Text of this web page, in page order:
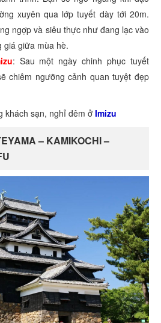
xuyên qua lớp tuyết dày tới 20m.
ngợp và siêu thực như đang lạc vào
giá giữa mùa hè.
: Sau một ngày chinh phục tuyết
chiêm ngưỡng cảnh quan tuyệt đẹp
khách sạn, nghỉ đêm ở Imizu
– KAMIKOCHI –